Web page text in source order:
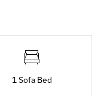
1 Sofa Bed